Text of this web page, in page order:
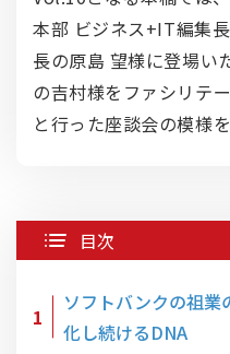
本部 ビジネス+IT編集
長の原島 望様に登場い
の吉村様をファシリテ
と行った座談会の模様
目次
1
ソフトバンクの祖
化し続けるDNA